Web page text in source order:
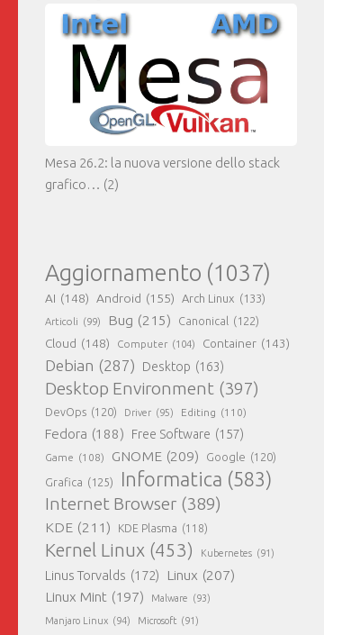
Mesa 26.2: la nuova versione dello stack
grafico… (2)
Aggiornamento (1037)
AI (148) Android (155) Arch Linux (133)
Articoli (99) Bug (215) Canonical (122)
Cloud (148) Computer (104) Container (143)
Debian (287) Desktop (163)
Desktop Environment (397)
DevOps (120) Driver (95) Editing (110)
Fedora (188) Free Software (157)
Game (108) GNOME (209) Google (120)
Grafica (125) Informatica (583)
Internet Browser (389)
KDE (211) KDE Plasma (118)
Kernel Linux (453) Kubernetes (91)
Linus Torvalds (172) Linux (207)
Linux Mint (197) Malware (93)
Manjaro Linux (94) Microsoft (91)